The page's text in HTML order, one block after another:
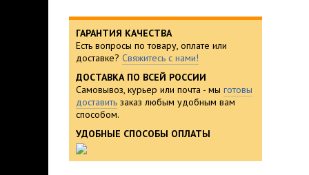
ГАРАНТИЯ КАЧЕСТВА
Есть вопросы по товару, оплате или
доставке? Свяжитесь с нами!
ДОСТАВКА ПО ВСЕЙ РОССИИ
Самовывоз, курьер или почта - мы готовы
доставить заказ любым удобным вам
способом.
УДОБНЫЕ СПОСОБЫ ОПЛАТЫ